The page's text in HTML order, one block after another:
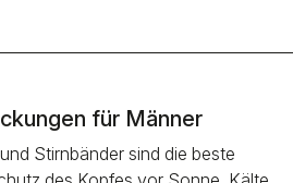
für Männer
Stirnbänder sind die beste